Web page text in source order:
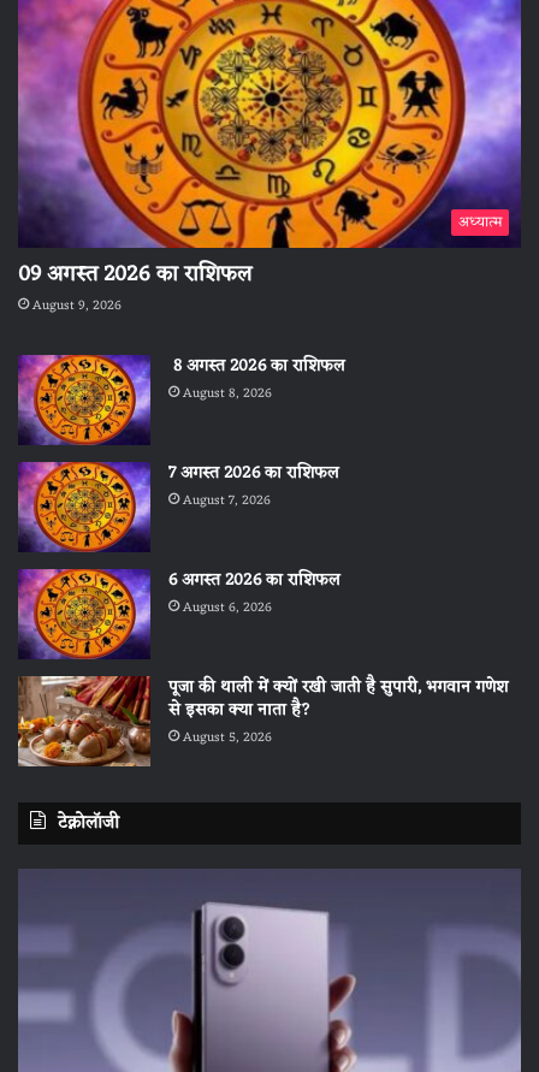
अध्यात्म
09 अगस्त 2026 का राशिफल
August 9, 2026
8 अगस्त 2026 का राशिफल
August 8, 2026
7 अगस्त 2026 का राशिफल
August 7, 2026
6 अगस्त 2026 का राशिफल
August 6, 2026
पूजा की थाली में क्यों रखी जाती है सुपारी, भगवान गणेश
से इसका क्या नाता है?
August 5, 2026
टेक्नोलॉजी